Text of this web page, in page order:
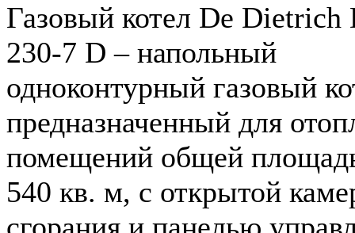
Газовый котел De Dietrich
230-7 D – напольный
одноконтурный газовый
предназначенный для
помещений общей
540 кв. м, с открытой